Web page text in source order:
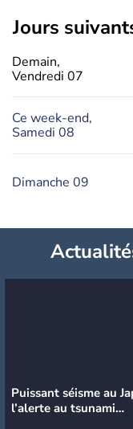
jours
Demain,
Vendredi 07
Ce week-end,
Samedi 08
Dimanche 09
Puissant séisme au
l’alerte au tsunami